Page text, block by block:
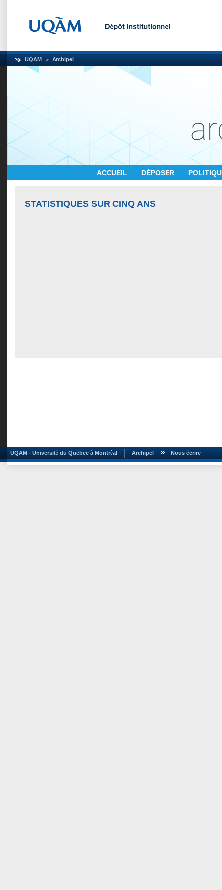
UQAM Archipel
ACCUEIL DÉPOSER
STATISTIQUES SUR CINQ ANS
UQAM - Université du Québec à Montréal Archipel Nous écrire